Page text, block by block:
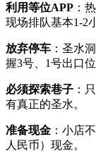
利用等位APP ：
现场排队基本1-2
放弃停车 ：圣水
握3号、1号出口位
必须探索巷子 ：
有真正的圣水。
准备现金 ：小店
人民币）现金。